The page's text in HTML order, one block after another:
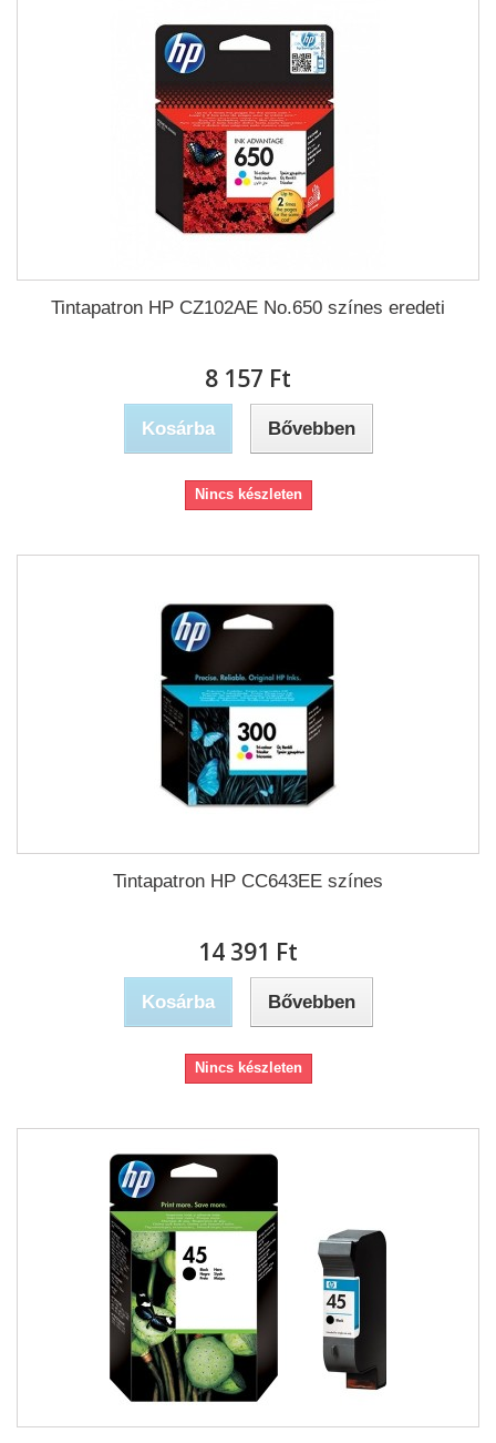
Tintapatron HP CZ102AE No.650 színes eredeti
8 157 Ft‎
Kosárba Bővebben
Nincs készleten
Tintapatron HP CC643EE színes
14 391 Ft‎
Kosárba Bővebben
Nincs készleten